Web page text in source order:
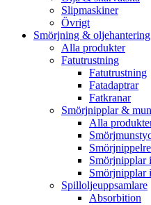
Slipmaskiner
Övrigt
Smörjning & oljehantering
Alla produkter
Fatutrustning
Fatutrustning
Fatadaptrar
Fatkranar
Smörjnipplar &
Alla
Smörjnipplar
Smörjnipplar
Spilloljeuppsamlare
Absorbition